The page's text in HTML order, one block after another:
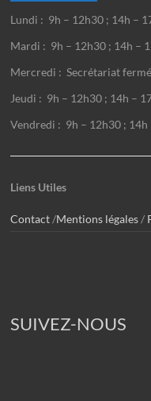
Lundi : 9h – 12h30 ; 14h –
Mardi : 9h – 12h30 ; 14h –
Mercredi : Secrétariat fermé
Jeudi : 9h – 12h30 ; 14h –
Vendredi : 9h – 12h30 ; 14h
Liens Utiles
Contact/Mentions légales/
SUIVEZ-NOUS